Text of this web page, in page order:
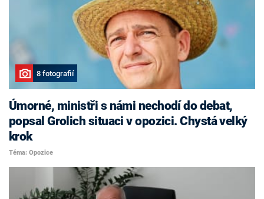
8 fotografií
Úmorné, ministři s námi nechodí do debat,
popsal Grolich situaci v opozici. Chystá velký
krok
Téma: Opozice